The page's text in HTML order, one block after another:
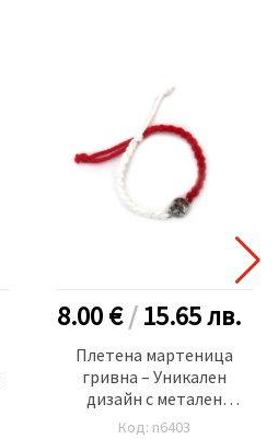
8.00 €/15.65лв.
Плетена мартеница
гривна – Уникален
дизайн с метален
орнамент -10 броя
Код: n6403